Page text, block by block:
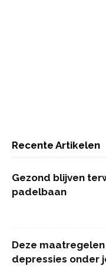
Recente Artikelen
Gezond blijven
padelbaan
Deze
depressies onder